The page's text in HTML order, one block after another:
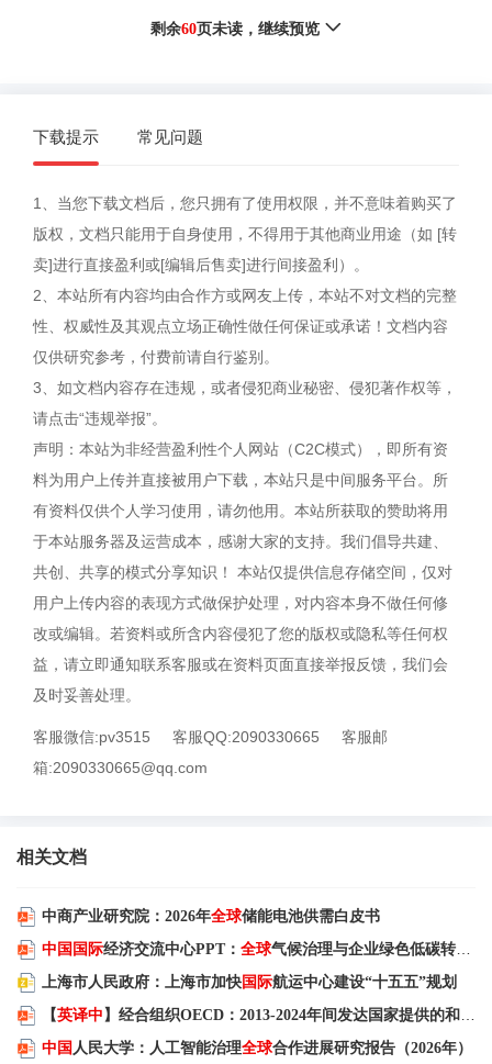
剩余60页未读， 继续预览
下载提示 常见问题
1、当您下载文档后，您只拥有了使用权限，并不意味着购买了
版权，文档只能用于自身使用，不得用于其他商业用途（如 [转
卖]进行直接盈利或[编辑后售卖]进行间接盈利）。
2、本站所有内容均由合作方或网友上传，本站不对文档的完整
性、权威性及其观点立场正确性做任何保证或承诺！文档内容
仅供研究参考，付费前请自行鉴别。
3、如文档内容存在违规，或者侵犯商业秘密、侵犯著作权等，
请点击“违规举报”。
声明：本站为非经营盈利性个人网站（C2C模式），即所有资
料为用户上传并直接被用户下载，本站只是中间服务平台。所
有资料仅供个人学习使用，请勿他用。本站所获取的赞助将用
于本站服务器及运营成本，感谢大家的支持。我们倡导共建、
共创、共享的模式分享知识！ 本站仅提供信息存储空间，仅对
用户上传内容的表现方式做保护处理，对内容本身不做任何修
改或编辑。若资料或所含内容侵犯了您的版权或隐私等任何权
益，请立即通知联系客服或在资料页面直接举报反馈，我们会
及时妥善处理。
客服微信:pv3515 客服QQ:2090330665
客服邮
箱:2090330665@qq.com
相关文档
中商产业研究院：2026年全球储能电池供需白皮书
中国国际经济交流中心PPT： 全球气候治理与企业绿色低碳转型机遇
上海市人民政府：上海市加快国际航运中心建设“十五五”规划
【英译中 】经合组织OECD：2013-2024年间发达国家提供的和动员的气候资金
中国 人民大学：人工智能治理全球合作进展研究报告（2026年）